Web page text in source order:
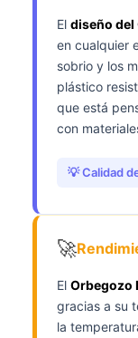
El diseño del
en cualquier
sobrio y los
plástico
que está
con
💡 Calidad
🚀
El Orbegozo
gracias a su
la